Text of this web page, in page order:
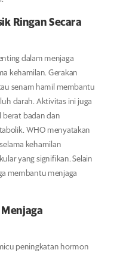
Ringan Secara
dalam menjaga
kehamilan. Gerakan
senam hamil membantu
darah. Aktivitas ini juga
berat badan dan
WHO menyatakan
kehamilan
yang signifikan. Selain
membantu menjaga
peningkatan hormon